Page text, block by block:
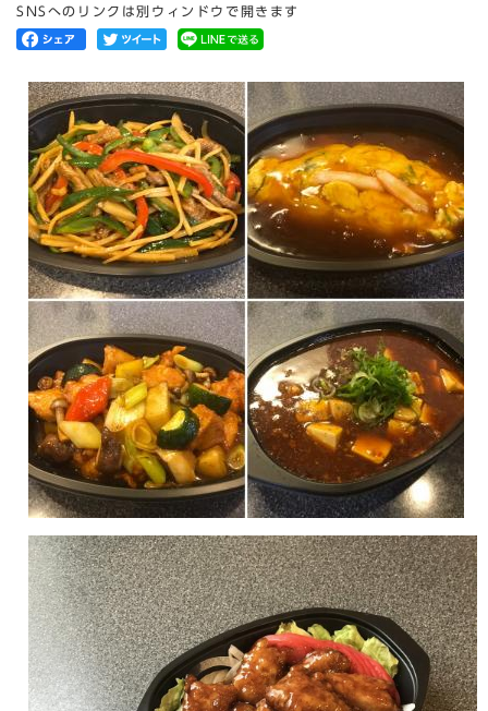
SNSへのリンクは別ウィンドウで開きます